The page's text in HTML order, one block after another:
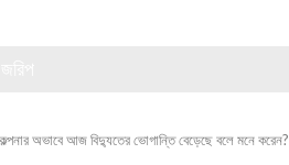
অভাবে আজ বিদ্যুতের ভোগান্তি বেড়েছে বলে মনে করেন?